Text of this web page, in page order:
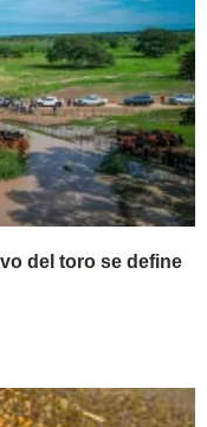
del toro se define